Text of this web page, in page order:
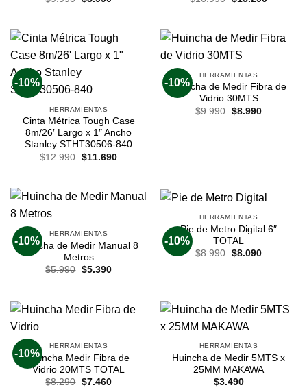
-10%
HERRAMIENTAS
Cinta Métrica Tough Case
8m/26′ Largo x 1″ Ancho
Stanley STHT30506-840
$12.990 $11.690
-10%
HERRAMIENTAS
Huincha de Medir Fibra de
Vidrio 30MTS
$9.990 $8.990
-10%
HERRAMIENTAS
Huincha de Medir Manual 8
Metros
$5.990 $5.390
-10%
HERRAMIENTAS
Pie de Metro Digital 6″
TOTAL
$8.990 $8.090
-10%
HERRAMIENTAS
Huincha Medir Fibra de
Vidrio 20MTS TOTAL
$8.290 $7.460
HERRAMIENTAS
Huincha de Medir 5MTS x
25MM MAKAWA
$3.490